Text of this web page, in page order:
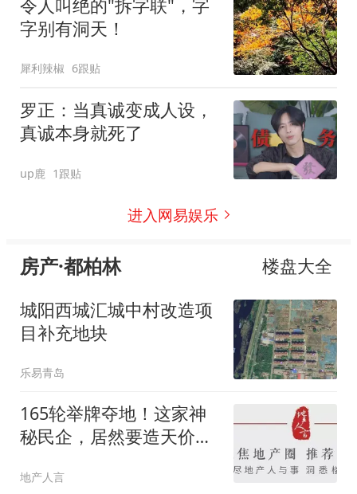
令人叫绝的"拆字联"，字
字别有洞天！
犀利辣椒 6跟贴
罗正：当真诚变成人设，
真诚本身就死了
up鹿 1跟贴
进入网易娱乐
房产·都柏林
楼盘大全
城阳西城汇城中村改造项
目补充地块
乐易青岛
165轮举牌夺地！这家神
秘民企，居然要造天价合
地产人言